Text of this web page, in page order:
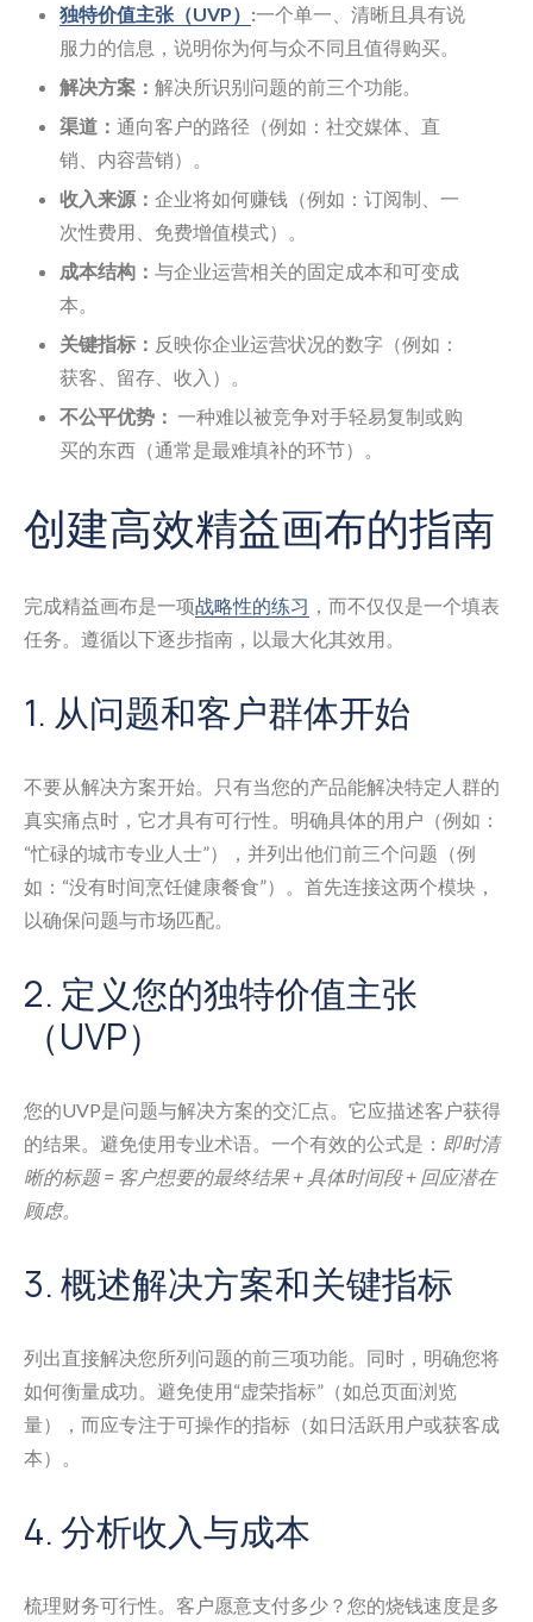
独特价值主张（UVP） :一个单一、清晰且具有说
服力的信息，说明你为何与众不同且值得购买。
解决方案： 解决所识别问题的前三个功能。
渠道： 通向客户的路径（例如：社交媒体、直
销、内容营销）。
收入来源： 企业将如何赚钱（例如：订阅制、一
次性费用、免费增值模式）。
成本结构： 与企业运营相关的固定成本和可变成
本。
关键指标： 反映你企业运营状况的数字（例如：
获客、留存、收入）。
不公平优势： 一种难以被竞争对手轻易复制或购
买的东西（通常是最难填补的环节）。
创建高效精益画布的指南
完成精益画布是一项战略性的练习
，而不仅仅是一个填表
任务。遵循以下逐步指南，以最大化其效用。
1. 从问题和客户群体开始
不要从解决方案开始。只有当您的产品能解决特定人群的
真实痛点时，它才具有可行性。明确具体的用户（例如：
“忙碌的城市专业人士”），并列出他们前三个问题（例
如：“没有时间烹饪健康餐食”）。首先连接这两个模块，
以确保问题与市场匹配。
2. 定义您的独特价值主张
（UVP）
您的UVP是问题与解决方案的交汇点。它应描述客户获得
的结果。避免使用专业术语。一个有效的公式是： 即时清
晰的标题 = 客户想要的最终结果 + 具体时间段 + 回应潜在
顾虑。
3. 概述解决方案和关键指标
列出直接解决您所列问题的前三项功能。同时，明确您将
如何衡量成功。避免使用“虚荣指标”（如总页面浏览
量），而应专注于可操作的指标（如日活跃用户或获客成
本）。
4. 分析收入与成本
梳理财务可行性。客户愿意支付多少？您的烧钱速度是多